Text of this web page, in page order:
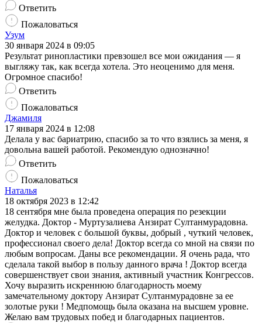
Ответить
Пожаловаться
Узум
30 января 2024 в 09:05
Результат ринопластики превзошел все мои ожидания — я
выгляжу так, как всегда хотела. Это неоценимо для меня.
Огромное спасибо!
Ответить
Пожаловаться
Джамиля
17 января 2024 в 12:08
Делала у вас бариатрию, спасибо за то что взялись за меня, я
довольна вашей работой. Рекомендую однозначно!
Ответить
Пожаловаться
Наталья
18 октября 2023 в 12:42
18 сентября мне была проведена операция по резекции
желудка. Доктор - Муртузалиева Анзират Султанмурадовна.
Доктор и человек с большой буквы, добрый , чуткий человек,
профессионал своего дела! Доктор всегда со мной на связи по
любым вопросам. Даны все рекомендации. Я очень рада, что
сделала такой выбор в пользу данного врача ! Доктор всегда
совершенствует свои знания, активный участник Конгрессов.
Хочу выразить искреннюю благодарность моему
замечательному доктору Анзират Султанмурадовне за ее
золотые руки ! Медпомощь была оказана на высшем уровне.
Желаю вам трудовых побед и благодарных пациентов.